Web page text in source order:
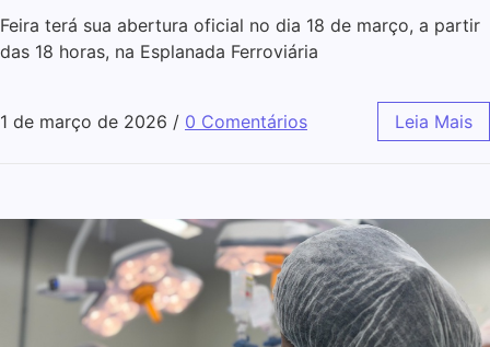
Feira terá sua abertura oficial no dia 18 de março, a partir
das 18 horas, na Esplanada Ferroviária
1 de março de 2026 / 0 Comentários Leia Mais